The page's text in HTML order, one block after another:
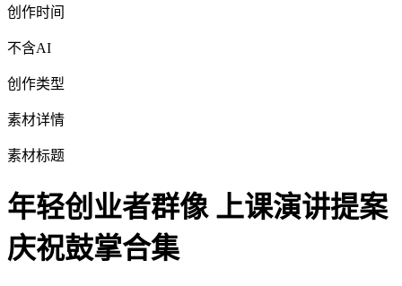
创作时间
不含AI
创作类型
素材详情
素材标题
年轻创业者群像 上课演讲提案
庆祝鼓掌合集